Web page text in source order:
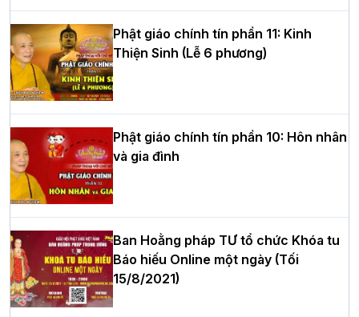
HT.Thích Thọ Lạc được suy cử làm tân
Trưởng BTS GHPGVN tỉnh Nghệ An
Hòa thượng Thích Quảng Tùng tái đắc
cử Trưởng BTS GHPGVN thành phố Hải
Phòng nhiệm kỳ 2026 – 2031
Thượng tọa Thích Tâm Chính được suy
cử tân Trưởng ban Trị sự GHPGVN tỉnh
Phật giáo chính tín phần 11: Kinh
Thiện Sinh (Lễ 6 phương)
Phật giáo chính tín phần 10: Hôn nhân
và gia đình
Ban Hoằng pháp TƯ tổ chức Khóa tu
Báo hiếu Online một ngày (Tối
15/8/2021)